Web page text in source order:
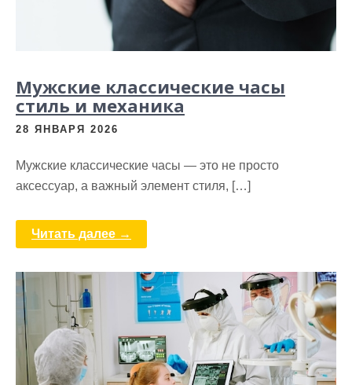
Мужские классические часы
стиль и механика
28 ЯНВАРЯ 2026
Мужские классические часы — это не просто
аксессуар, а важный элемент стиля, […]
Читать далее →